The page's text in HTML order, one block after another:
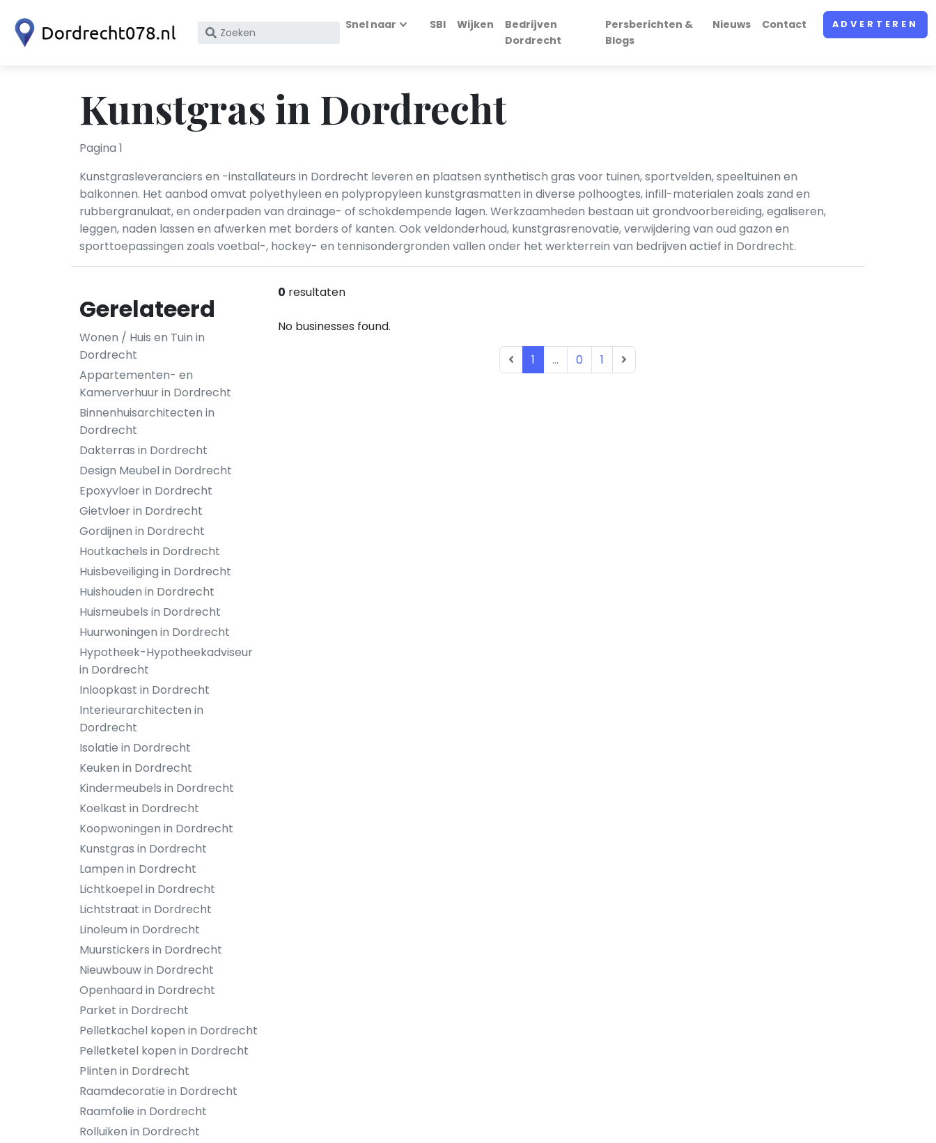
Zoek
KvK
nummer
Snel naar SBI Wijken
Bedrijven
Dordrecht
Persberichten &
Blogs
Nieuws Contact ADVERTEREN
Kunstgras in Dordrecht
Pagina 1
Kunstgrasleveranciers en -installateurs in Dordrecht leveren en plaatsen synthetisch gras voor tuinen, sportvelden, speeltuinen en
balkonnen. Het aanbod omvat polyethyleen en polypropyleen kunstgrasmatten in diverse polhoogtes, infill-materialen zoals zand en
rubbergranulaat, en onderpaden van drainage- of schokdempende lagen. Werkzaamheden bestaan uit grondvoorbereiding, egaliseren,
leggen, naden lassen en afwerken met borders of kanten. Ook veldonderhoud, kunstgrasrenovatie, verwijdering van oud gazon en
sporttoepassingen zoals voetbal-, hockey- en tennisondergronden vallen onder het werkterrein van bedrijven actief in Dordrecht.
Gerelateerd
Wonen / Huis en Tuin in
Dordrecht
Appartementen- en
Kamerverhuur in Dordrecht
Binnenhuisarchitecten in
Dordrecht
Dakterras in Dordrecht
Design Meubel in Dordrecht
Epoxyvloer in Dordrecht
Gietvloer in Dordrecht
Gordijnen in Dordrecht
Houtkachels in Dordrecht
Huisbeveiliging in Dordrecht
Huishouden in Dordrecht
Huismeubels in Dordrecht
Huurwoningen in Dordrecht
Hypotheek-Hypotheekadviseur
in Dordrecht
Inloopkast in Dordrecht
Interieurarchitecten in
Dordrecht
Isolatie in Dordrecht
Keuken in Dordrecht
Kindermeubels in Dordrecht
Koelkast in Dordrecht
Koopwoningen in Dordrecht
Kunstgras in Dordrecht
Lampen in Dordrecht
Lichtkoepel in Dordrecht
Lichtstraat in Dordrecht
Linoleum in Dordrecht
Muurstickers in Dordrecht
Nieuwbouw in Dordrecht
Openhaard in Dordrecht
Parket in Dordrecht
Pelletkachel kopen in Dordrecht
Pelletketel kopen in Dordrecht
Plinten in Dordrecht
Raamdecoratie in Dordrecht
Raamfolie in Dordrecht
Rolluiken in Dordrecht
0 resultaten
No businesses found.
1 ... 0 1